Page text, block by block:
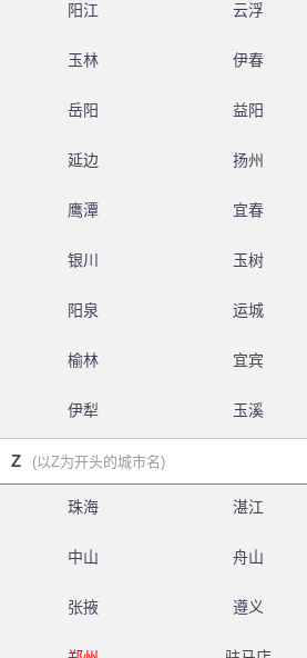
阳江 云浮
玉林 伊春
岳阳 益阳
延边 扬州
鹰潭 宜春
银川 玉树
阳泉 运城
榆林 宜宾
伊犁 玉溪
Z (以Z为开头的城市名)
珠海 湛江
中山 舟山
张掖 遵义